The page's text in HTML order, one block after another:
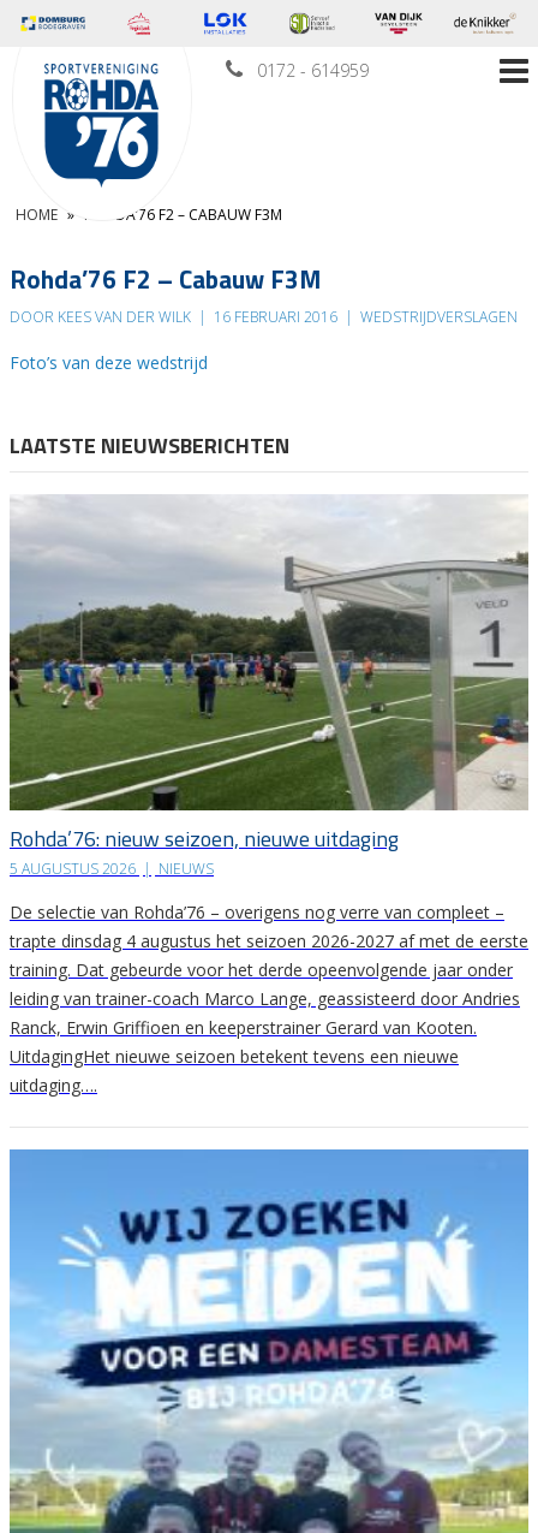
0172 - 614959
HOME » ROHDA’76 F2 – CABAUW F3M
Rohda’76 F2 – Cabauw F3M
DOOR KEES VAN DER WILK | 16 FEBRUARI 2016 | WEDSTRIJDVERSLAGEN
Foto’s van deze wedstrijd
LAATSTE NIEUWSBERICHTEN
Rohda’76: nieuw seizoen, nieuwe uitdaging
5 AUGUSTUS 2026 | NIEUWS
De selectie van Rohda’76 – overigens nog verre van compleet –
trapte dinsdag 4 augustus het seizoen 2026-2027 af met de eerste
training. Dat gebeurde voor het derde opeenvolgende jaar onder
leiding van trainer-coach Marco Lange, geassisteerd door Andries
Ranck, Erwin Griffioen en keeperstrainer Gerard van Kooten.
UitdagingHet nieuwe seizoen betekent tevens een nieuwe
uitdaging….